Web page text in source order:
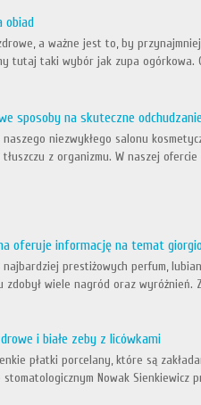
obiad
a ważne jest to, by
tutaj taki wybór jak zupa ogórkowa.
sposoby na skuteczne
naszego niezwykłego salonu
z organizmu. W naszej
oferuje informację na temat
najbardziej prestiżowych perfum,
wiele nagród oraz wyróżnień.
i białe zeby z licówkami
płatki porcelany, które są
stomatologicznym Nowak Sienkiewicz